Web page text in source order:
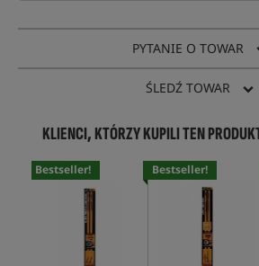
PYTANIE O TOWAR
ŚLEDŹ TOWAR
KLIENCI, KTÓRZY KUPILI TEN
Bestseller! Bestseller!